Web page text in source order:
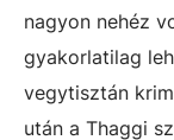
nagyon nehéz
gyakorlatilag
vegytisztán
után a Thaggi